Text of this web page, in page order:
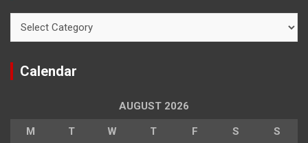
Calendar
AUGUST 2026
M T W T F S S